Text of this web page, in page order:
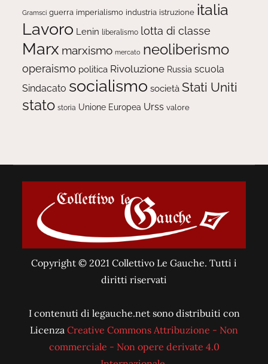
Gramsci guerra imperialismo industria istruzione italia
Lavoro Lenin liberalismo lotta di classe
Marx marxismo mercato neoliberismo
operaismo politica Rivoluzione Russia scuola
Sindacato socialismo società Stati Uniti
stato storia Unione Europea Urss valore
Copyright © 2021 Collettivo Le Gauche. Tutti i
diritti riservati
I contenuti di legauche.net sono distribuiti con
Licenza Creative Commons Attribuzione - Non
commerciale - Non opere derivate 4.0